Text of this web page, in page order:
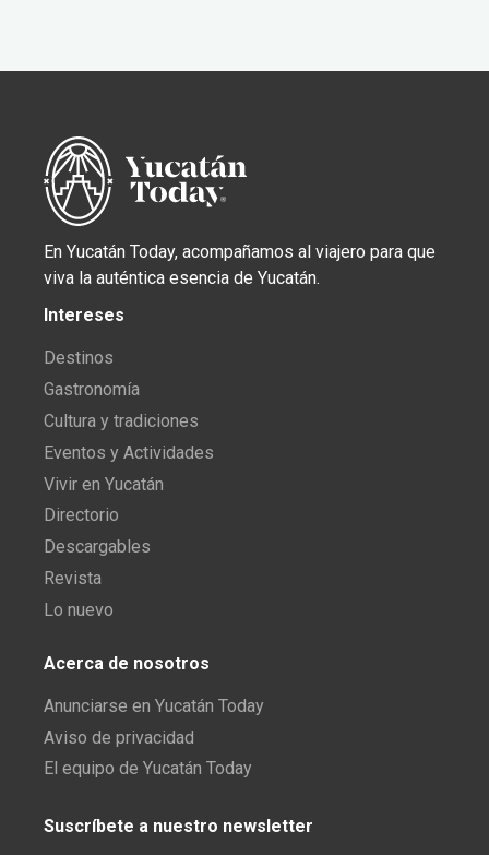
En Yucatán Today, acompañamos al viajero para que
viva la auténtica esencia de Yucatán.
Intereses
Destinos
Gastronomía
Cultura y tradiciones
Eventos y Actividades
Vivir en Yucatán
Directorio
Descargables
Revista
Lo nuevo
Acerca de nosotros
Anunciarse en Yucatán Today
Aviso de privacidad
El equipo de Yucatán Today
Suscríbete a nuestro newsletter